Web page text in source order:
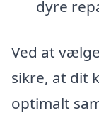
dyre
Ved at
sikre, at dit
optimalt